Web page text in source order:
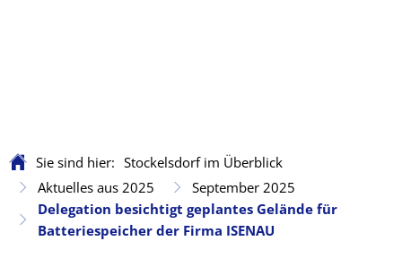
Sie sind hier: Stockelsdorf im Überblick
Aktuelles aus 2025
September 2025
Delegation besichtigt geplantes Gelände für
Batteriespeicher der Firma ISENAU